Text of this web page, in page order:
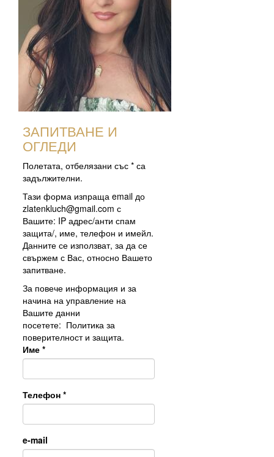
ЗАПИТВАНЕ И
ОГЛЕДИ
Полетата, отбелязани със * са
задължителни.
Тази форма изпраща email до
zlatenkluch@gmail.com с
Вашите: IP адрес/анти спам
защита/, име, телефон и имейл.
Данните се използват, за да се
свържем с Вас, относно Вашето
запитване.
За повече информация и за
начина на управление на
Вашите данни
посетете: Политика за
поверителност и защита.
Име *
Телефон *
e-mail